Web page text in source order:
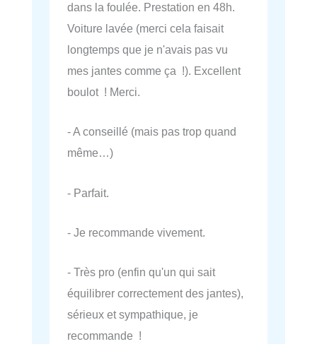
dans la foulée. Prestation en 48h.
Voiture lavée (merci cela faisait
longtemps que je n'avais pas vu
mes jantes comme ça !). Excellent
boulot ! Merci.
- A conseillé (mais pas trop quand
même…)
- Parfait.
- Je recommande vivement.
- Très pro (enfin qu'un qui sait
équilibrer correctement des jantes),
sérieux et sympathique, je
recommande !